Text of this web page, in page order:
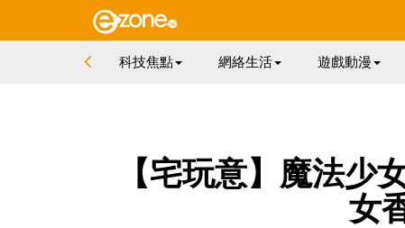
科技焦點 網絡生活 遊戲動漫
【宅玩意】魔法少
女